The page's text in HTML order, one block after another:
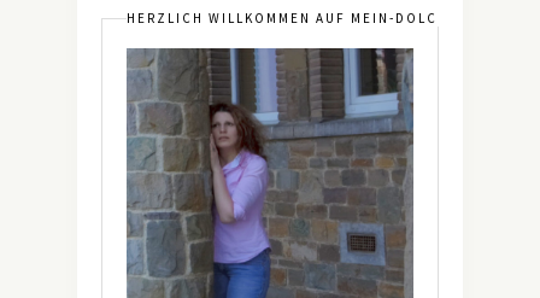
HERZLICH WILLKOMMEN AUF MEIN-DOLCEVITA.DE